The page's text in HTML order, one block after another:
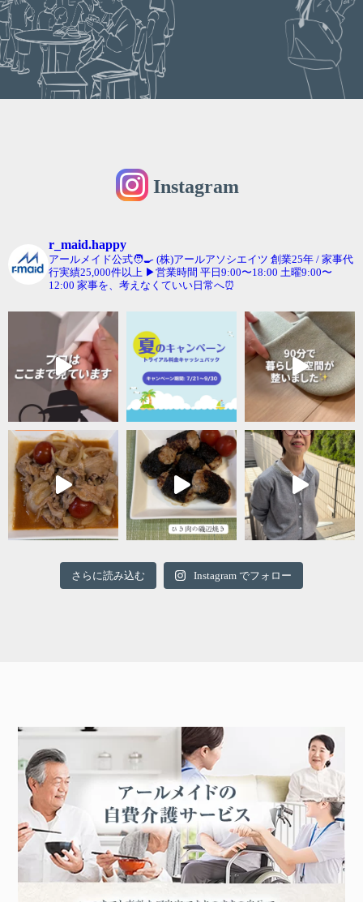
Instagram
r_maid.happy
アールメイド公式🧑‍🍳 (株)アールアソシエイツ 創業25年 / 家事代
行実績25,000件以上 ▶︎営業時間 平日9:00〜18:00 土曜9:00〜
12:00 家事を、考えなくていい日常へ⏰
さらに読み込む Instagram でフォロー